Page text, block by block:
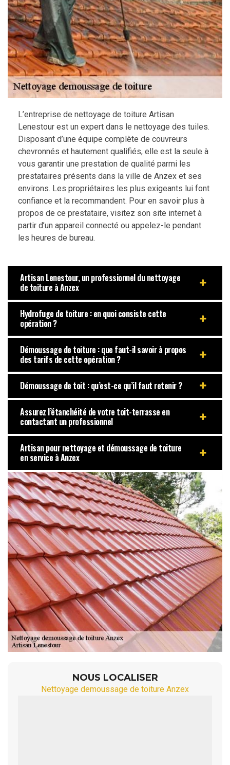
L’entreprise de nettoyage de toiture Artisan
Lenestour est un expert dans le nettoyage des tuiles.
Disposant d’une équipe complète de couvreurs
chevronnés et hautement qualifiés, elle est la seule à
vous garantir une prestation de qualité parmi les
prestataires présents dans la ville de Anzex et ses
environs. Les propriétaires les plus exigeants lui font
confiance et la recommandent. Pour en savoir plus à
propos de ce prestataire, visitez son site internet à
partir d’un appareil connecté ou appelez-le pendant
les heures de bureau.
Artisan Lenestour, un professionnel du nettoyage
de toiture à Anzex
Hydrofuge de toiture : en quoi consiste cette
opération ?
Démoussage de toiture : que faut-il savoir à propos
des tarifs de cette opération ?
Démoussage de toit : qu’est-ce qu’il faut retenir ?
Assurez l’étanchéité de votre toit-terrasse en
contactant un professionnel
Artisan pour nettoyage et démoussage de toiture
en service à Anzex
NOUS LOCALISER
Nettoyage demoussage de toiture Anzex